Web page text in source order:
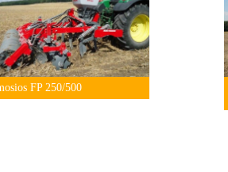
FP 250/500